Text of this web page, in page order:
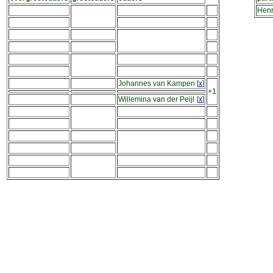
Johannes van Kampen [x]
+1
Willemina van der Peijl
[x]